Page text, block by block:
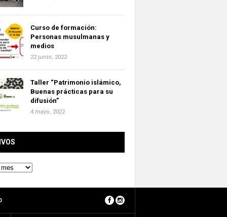
Curso de formación:
Personas musulmanas y
medios
22 junio, 2022
Taller “Patrimonio islámico,
Buenas prácticas para su
difusión”
4 mayo, 2022